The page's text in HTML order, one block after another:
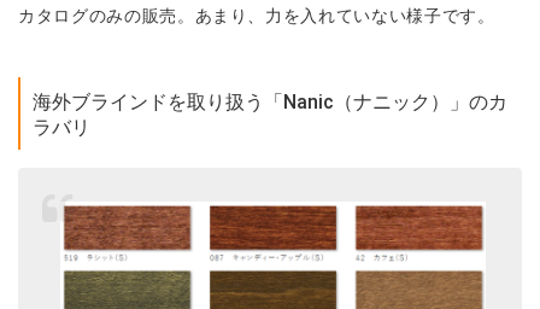
カタログのみの販売。あまり、力を入れていない様子です。
海外ブラインドを取り扱う「Nanic（ナニック）」のカ
ラバリ